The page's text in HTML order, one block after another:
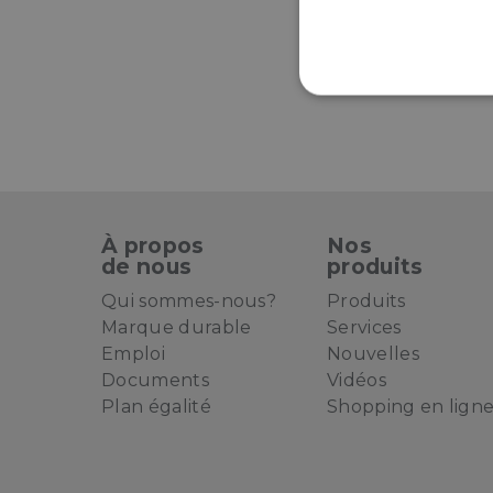
À propos
de nous
Qui sommes-nous?
Marque durable
Emploi
Documents
Plan égalité
Nos
produits
Produits
Services
Nouvelles
Vidéos
Shopping en ligne